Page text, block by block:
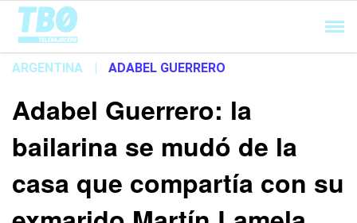
Cargando...
ARGENTINA | ADABEL GUERRERO
Adabel Guerrero: la
bailarina se mudó de la
casa que compartía con su